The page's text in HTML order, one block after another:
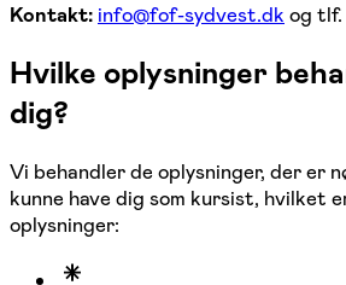
Kontakt: info@fof-sydvest.dk og tlf.
Hvilke oplysninger
dig?
Vi behandler de oplysninger, der er
kunne have dig som kursist, hvilket
oplysninger: